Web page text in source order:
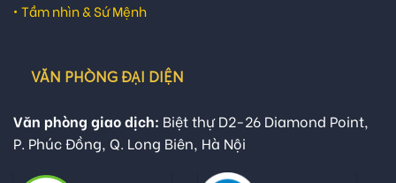
• Tầm nhìn & Sứ Mệnh
VĂN PHÒNG ĐẠI DIỆN
Văn phòng giao dịch: Biệt thự D2-26 Diamond Point,
P. Phúc Đồng, Q. Long Biên, Hà Nội